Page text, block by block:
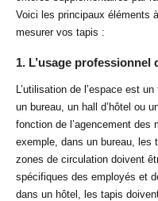
Voici les principaux éléments
mesurer vos tapis :
1. L’usage professionnel
L’utilisation de l’espace est
un bureau, un hall d’hôtel ou
fonction de l’agencement
exemple, dans un bureau, les
zones de circulation doivent
spécifiques des employés et
dans un hôtel, les tapis